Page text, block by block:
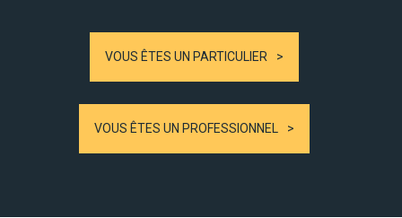
VOUS ÊTES UN PARTICULIER
VOUS ÊTES UN PROFESSIONNEL